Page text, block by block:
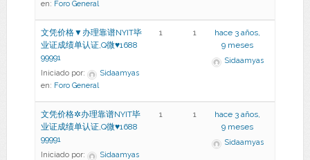
en: Foro General
文凭价格▼办理靠谱NYIT毕
业证成绩单认证,Q微♥1688
99991
Iniciado por:
Sidaamyas
en: Foro General
1 1
hace 3 años,
9 meses
Sidaamyas
文凭价格✲办理靠谱NYIT毕
业证成绩单认证,Q微♥1688
99991
Iniciado por:
Sidaamyas
1 1
hace 3 años,
9 meses
Sidaamyas